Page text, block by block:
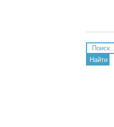
Найти